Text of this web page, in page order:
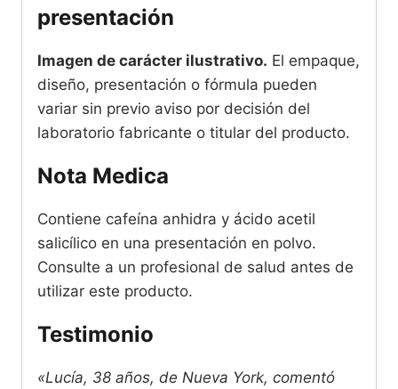
presentación
Imagen de carácter ilustrativo. El empaque,
diseño, presentación o fórmula pueden
variar sin previo aviso por decisión del
laboratorio fabricante o titular del producto.
Nota Medica
Contiene cafeína anhidra y ácido acetil
salicílico en una presentación en polvo.
Consulte a un profesional de salud antes de
utilizar este producto.
Testimonio
«Lucía, 38 años, de Nueva York, comentó